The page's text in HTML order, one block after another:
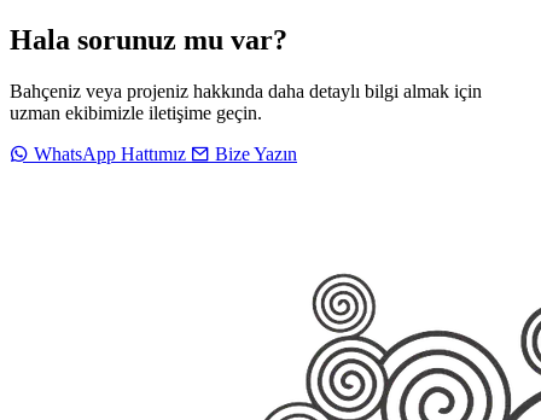
Hala sorunuz mu var?
Bahçeniz veya projeniz hakkında daha detaylı bilgi almak için
uzman ekibimizle iletişime geçin.
WhatsApp Hattımız
Bize Yazın